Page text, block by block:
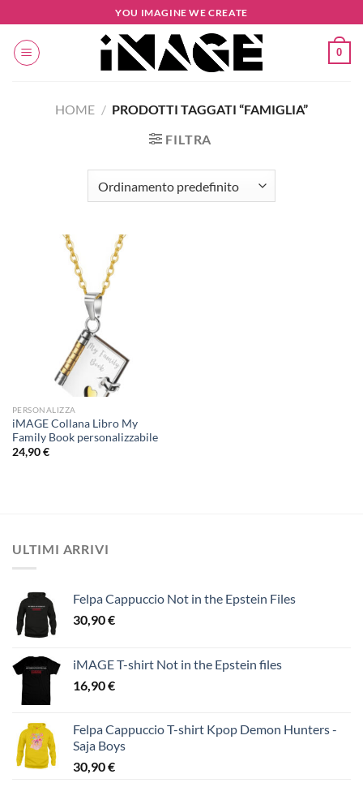
ai
contenuti
YOU IMAGINE WE CREATE
0
HOME / PRODOTTI TAGGATI “FAMIGLIA”
FILTRA
PERSONALIZZA
iMAGE Collana Libro My
Family Book personalizzabile
24,90€
ULTIMI ARRIVI
Felpa Cappuccio Not in the Epstein Files
30,90€
iMAGE T-shirt Not in the Epstein files
16,90€
Felpa Cappuccio T-shirt Kpop Demon Hunters -
Saja Boys
30,90€